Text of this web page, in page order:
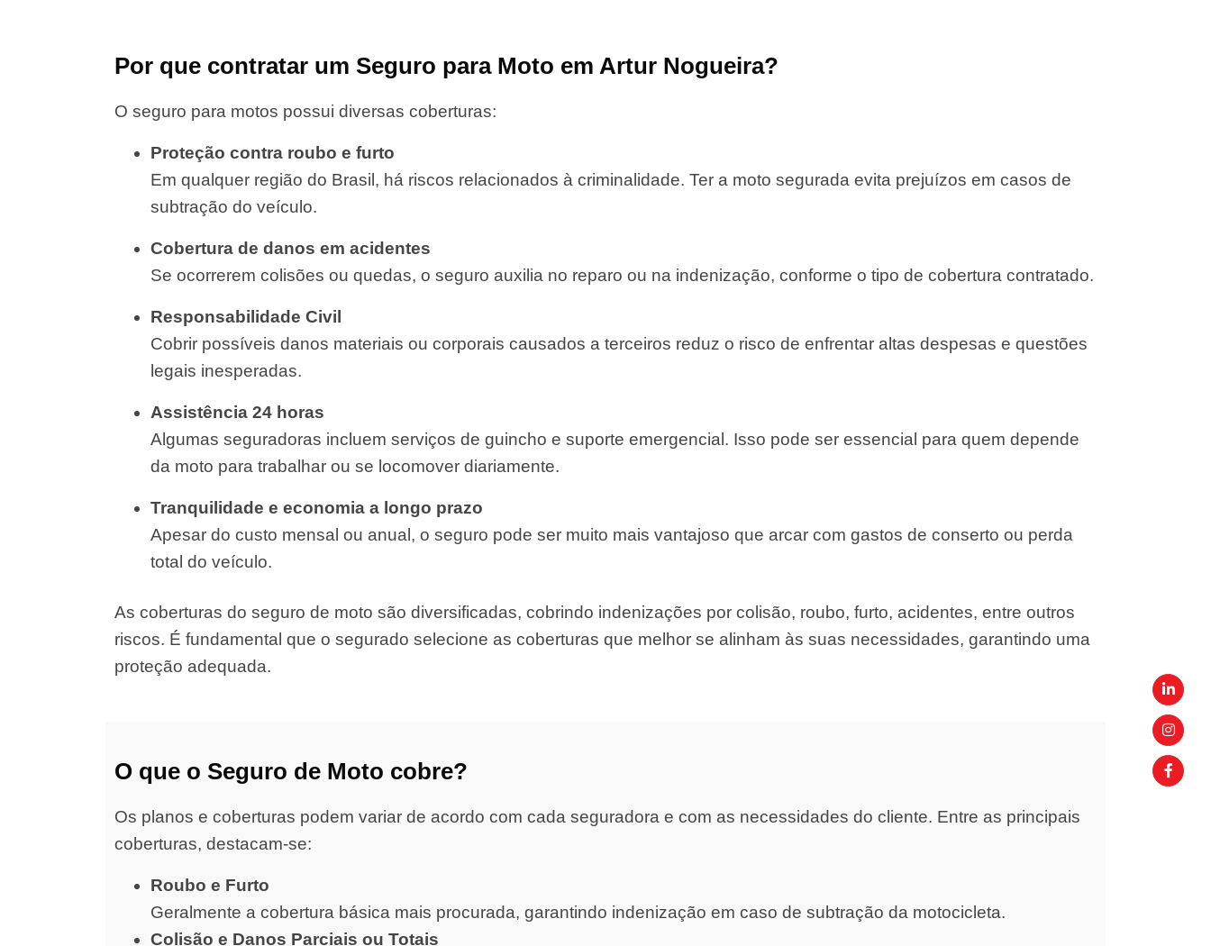
Por que contratar um Seguro para Moto em Artur Nogueira?
O seguro para motos possui diversas coberturas:
Proteção contra roubo e furto
Em qualquer região do Brasil, há riscos relacionados à criminalidade. Ter a moto segurada evita prejuízos em casos de
subtração do veículo.
Cobertura de danos em acidentes
Se ocorrerem colisões ou quedas, o seguro auxilia no reparo ou na indenização, conforme o tipo de cobertura contratado.
Responsabilidade Civil
Cobrir possíveis danos materiais ou corporais causados a terceiros reduz o risco de enfrentar altas despesas e questões
legais inesperadas.
Assistência 24 horas
Algumas seguradoras incluem serviços de guincho e suporte emergencial. Isso pode ser essencial para quem depende
da moto para trabalhar ou se locomover diariamente.
Tranquilidade e economia a longo prazo
Apesar do custo mensal ou anual, o seguro pode ser muito mais vantajoso que arcar com gastos de conserto ou perda
total do veículo.
As coberturas do seguro de moto são diversificadas, cobrindo indenizações por colisão, roubo, furto, acidentes, entre outros
riscos. É fundamental que o segurado selecione as coberturas que melhor se alinham às suas necessidades, garantindo uma
proteção adequada.
O que o Seguro de Moto cobre?
Os planos e coberturas podem variar de acordo com cada seguradora e com as necessidades do cliente. Entre as principais
coberturas, destacam-se:
Roubo e Furto
Geralmente a cobertura básica mais procurada, garantindo indenização em caso de subtração da motocicleta.
Colisão e Danos Parciais ou Totais